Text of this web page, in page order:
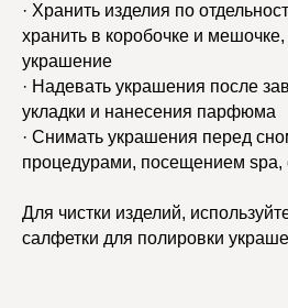
· Хранить изделия по
хранить в коробочке и
украшение
· Надевать украшения после
укладки и нанесения парфюма
· Снимать украшения перед
процедурами, посещением spa,
Для чистки изделий,
салфетки для полировки